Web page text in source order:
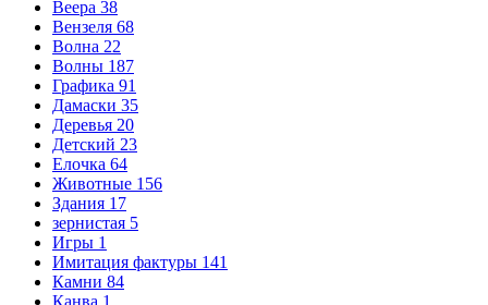
Веера 38
Вензеля 68
Волна 22
Волны 187
Графика 91
Дамаски 35
Деревья 20
Детский 23
Елочка 64
Животные 156
Здания 17
зернистая 5
Игры 1
Имитация фактуры 141
Камни 84
Канва 1